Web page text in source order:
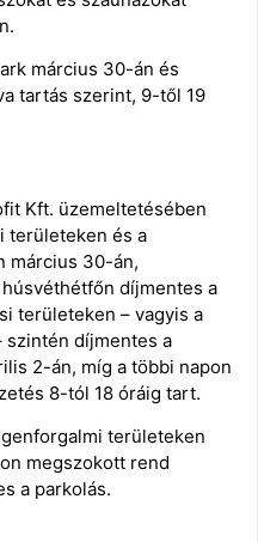
március 30-án és
tartás szerint, 9-től 19
Kft. üzemeltetésében
területeken és a
március 30-án,
díjmentes a
területeken – vagyis a
szintén díjmentes a
2-án, míg a többi napon
8-tól 18 óráig tart.
területeken
megszokott rend
a parkolás.